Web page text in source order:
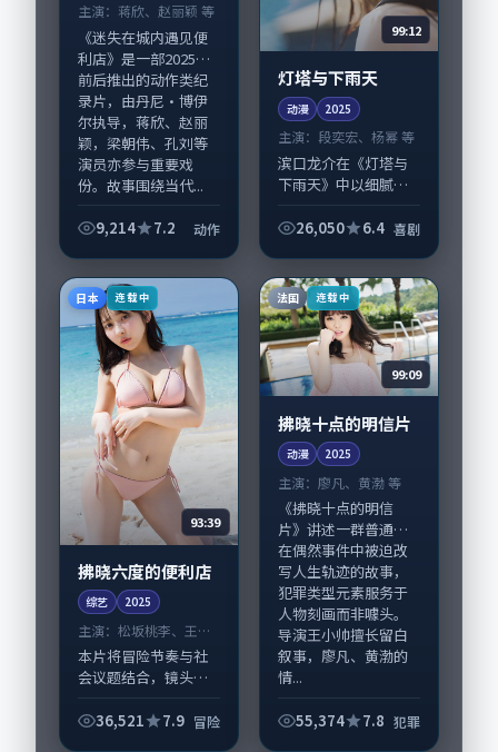
主演： 蒋欣、赵丽颖 等
《迷失在城内遇见便
利店》是一部2025年
前后推出的动作类纪
录片，由丹尼·博伊
尔执导，蒋欣、赵丽
颖，梁朝伟、孔刘等
演员亦参与重要戏
份。故事围绕当代...
9,214 7.2 动作
99:12
灯塔与下雨天
动漫 2025
主演：段奕宏、杨幂 等
滨口龙介在《灯塔与
下雨天》中以细腻场
力，段奕宏、杨幂领
在美国完成制作协
同，2025-07-1...
26,050 6.4 喜剧
日本 连载中
93:39
拂晓六度的便利店
综艺 2025
主演： 松坂桃李、王景
春 等
本片将冒险节奏与社
会议题结合，镜头语
《拂晓六度的便利
36,521 7.9 冒险
法国 连载中
99:09
拂晓十点的明信片
动漫 2025
主演：廖凡、黄渤 等
《拂晓十点的明信
片》讲述一群普通人
在偶然事件中被迫改
写人生轨迹的故事，
犯罪类型元素服务于
人物刻画而非噱头。
导演王小帅擅长留白
叙事，廖凡、黄渤的
情...
55,374 7.8 犯罪